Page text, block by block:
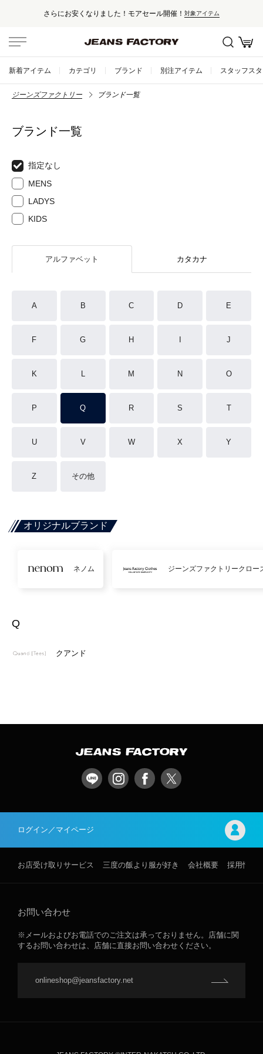
さらにお安くなりました！モアセール開催！ 対象アイテム
新着アイテム カテゴリ ブランド 別注アイテム スタッフス
ジーンズファクトリー ブランド一覧
ブランド一覧
指定なし
MENS
LADYS
KIDS
アルファベット カタカナ
A B C D E
F G H J
K L M N O
P Q R S T
U V W X Y
Z その他
オリジナルブランド
ネノム ジーンズファクトリークロー
Q
クアンド
ログイン／マイページ
お店受け取りサービス 三度の飯より服が好き 会社概要 採用情報
お問い合わせ
※メールおよびお電話でのご注文は承っておりません。店舗に関
するお問い合わせは、店舗に直接お問い合わせください。
onlineshop@jeansfactory.net